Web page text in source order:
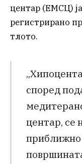
центар (ЕМСЦ)
регистрирано
тлото.
според
центар, се